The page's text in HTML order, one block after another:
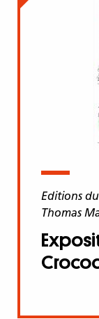
Editions
Thomas